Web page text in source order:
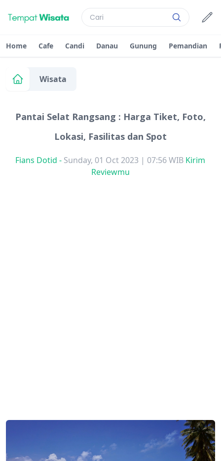
Home Cafe Candi Danau Gunung Pemandian
Wisata
Pantai Selat Rangsang : Harga Tiket, Foto,
Lokasi, Fasilitas dan Spot
Fians Dotid - Sunday, 01 Oct 2023 | 07:56 WIB Kirim
Reviewmu